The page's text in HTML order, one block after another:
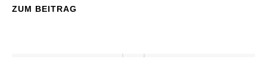
ZUM BEITRAG